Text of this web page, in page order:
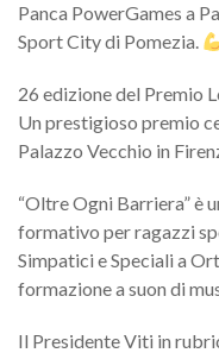
Panca PowerGames a
Sport City di Pomezia.
26 edizione del Premio
Un prestigioso premio
Palazzo Vecchio in
“Oltre Ogni Barriera” è
formativo per ragazzi
Simpatici e Speciali a
formazione a suon di
Il Presidente Viti in